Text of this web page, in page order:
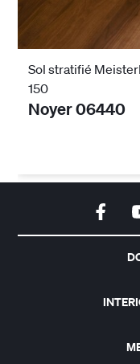
Sol stratifié
150
Noyer 06440